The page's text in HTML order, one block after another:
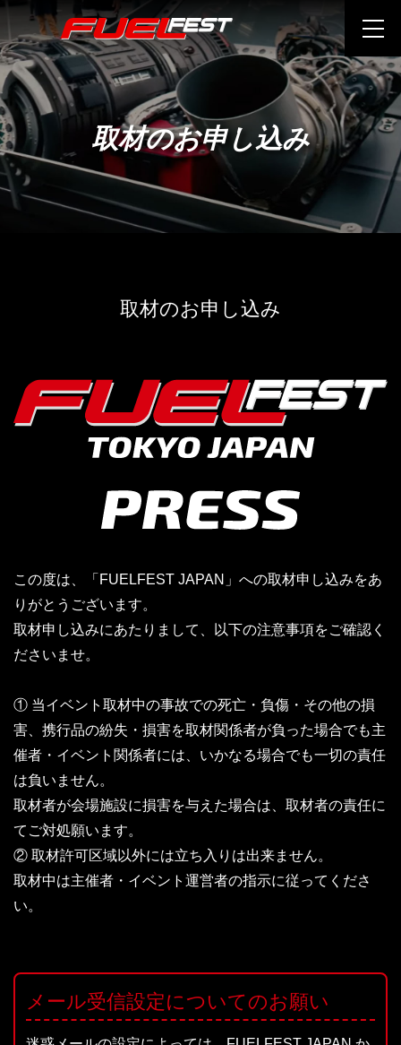
取材のお申し込み
取材のお申し込み
この度は、「FUELFEST JAPAN」への取材申し込みをあ
りがとうございます。
取材申し込みにあたりまして、以下の注意事項をご確認く
ださいませ。
① 当イベント取材中の事故での死亡・負傷・その他の損
害、携行品の紛失・損害を取材関係者が負った場合でも主
催者・イベント関係者には、いかなる場合でも一切の責任
は負いません。
取材者が会場施設に損害を与えた場合は、取材者の責任に
てご対処願います。
② 取材許可区域以外には立ち入りは出来ません。
取材中は主催者・イベント運営者の指示に従ってくださ
い。
メール受信設定についてのお願い